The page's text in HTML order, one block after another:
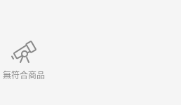
無符合商品